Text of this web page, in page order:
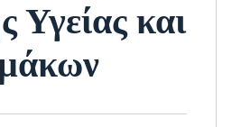
Υγείας και